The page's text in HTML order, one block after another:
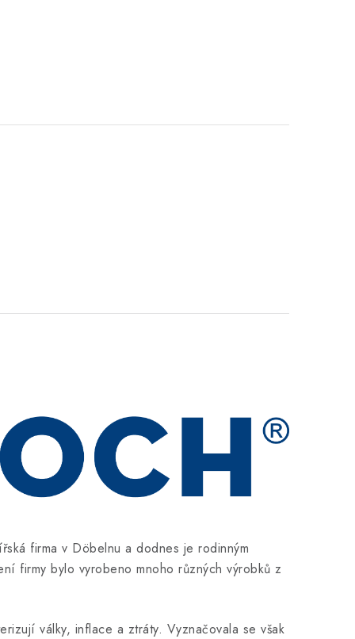
firma v Döbelnu a dodnes je rodinným
firmy bylo vyrobeno mnoho různých výrobků z
války, inflace a ztráty. Vyznačovala se však